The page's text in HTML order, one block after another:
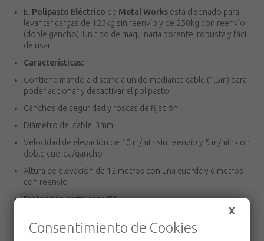
El Polipasto Eléctrico de Metal Works está diseñado para
levantar cargas de 125kg sin reenvío y de 250kg con reenvío
(doble gancho). Un tipo de maquinaria potente, robusta y fácil
de usar.
Características:
Contiene mando a distancia unido mediante cable (1,5m) para
poder accionar y desactivar el polipasto
Ganchos de seguridad y roscas de fijación
Diámetro del cable: 3mm
Velocidad de elevación de 10 m/min sin reenvío y 5 m/min con
doble cuerda/gancho
Altura de elevación de 12 metros con una cuerda y 6 metros
con reenvío
Protección certificada IP54
No dispone de final de carrera de bajada
X
Consentimiento de Cookies